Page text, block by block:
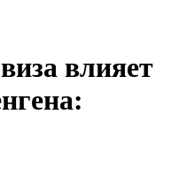
влияет